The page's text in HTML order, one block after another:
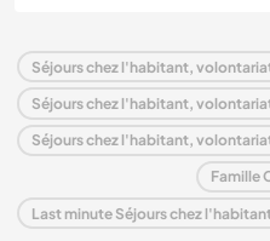
Famille